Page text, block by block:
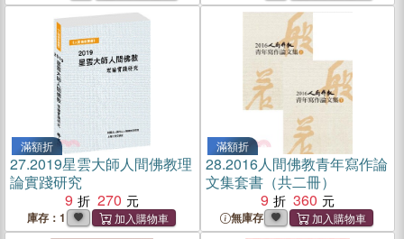
滿額折
27.2019星雲大師人間佛教理
論實踐研究
9
270
庫存：1
滿額折
28.2016人間佛教青年寫作論
文集套書（共二冊）
9
360
無庫存